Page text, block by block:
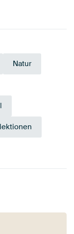
Natur